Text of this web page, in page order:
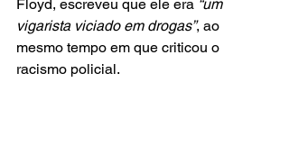
Floyd, escreveu que ele era “um
vigarista viciado em drogas”, ao
mesmo tempo em que criticou o
racismo policial.